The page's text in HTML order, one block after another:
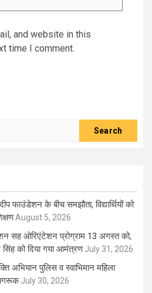
and website in this
time I comment.
फाउंडेशन के बीच समझौता, विद्यार्थियों को
August 5, 2026
सह ओरिएंटेशन प्रोग्राम 13 अगस्त को,
को दिया गया आमंत्रण July 31, 2026
अभियान पुलिस व स्वाभिमान महिला
July 30, 2026